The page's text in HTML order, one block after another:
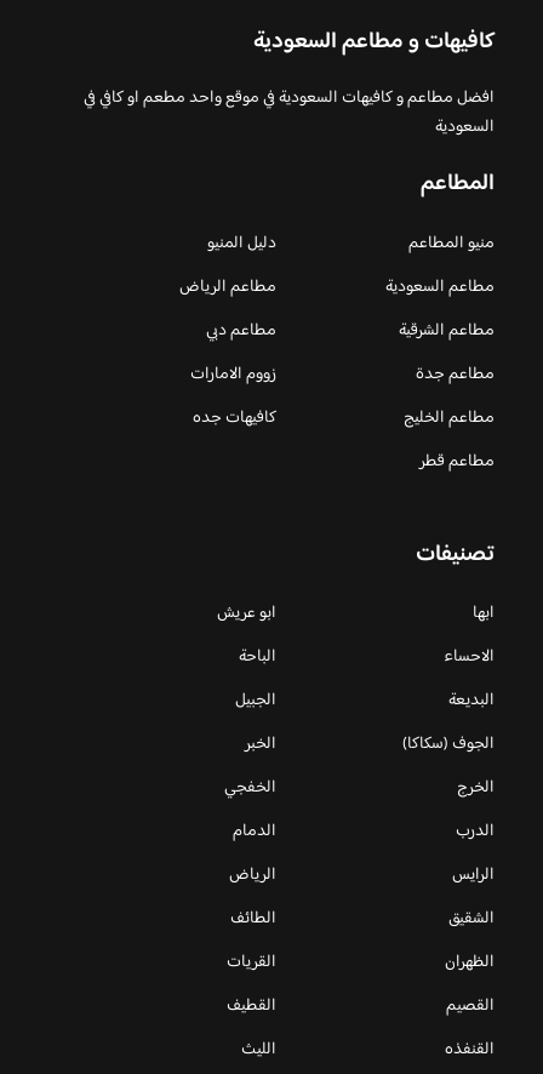
كافيهات و مطاعم السعودية
افضل مطاعم و كافيهات السعودية في موقع واحد مطعم او كافي في
السعودية
المطاعم
منيو المطاعم
دليل المنيو
مطاعم السعودية
مطاعم الرياض
مطاعم الشرقية
مطاعم دبي
مطاعم جدة
زووم الامارات
مطاعم الخليج
كافيهات جده
مطاعم قطر
تصنيفات
ابها
ابو عريش
الاحساء
الباحة
البديعة
الجبيل
الجوف (سكاكا)
الخبر
الخرج
الخفجي
الدرب
الدمام
الرايس
الرياض
الشقيق
الطائف
الظهران
القريات
القصيم
القطيف
القنفذه
الليث